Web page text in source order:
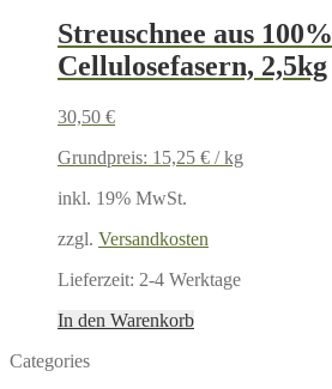
Streuschnee aus 100%
Cellulosefasern, 2,5kg
30,50 €
Grundpreis: 15,25 € /kg
inkl. 19% MwSt.
zzgl. Versandkosten
Lieferzeit: 2-4 Werktage
In den Warenkorb
Categories